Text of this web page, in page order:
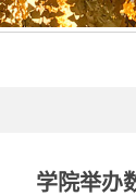
学院举办